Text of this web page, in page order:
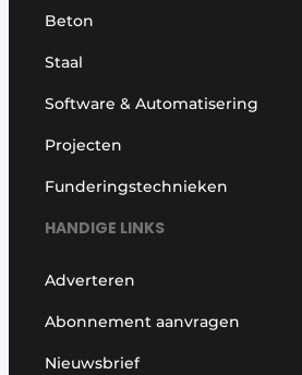
Beton
Staal
Software & Automatisering
Projecten
Funderingstechnieken
HANDIGE LINKS
Adverteren
Abonnement aanvragen
Nieuwsbrief